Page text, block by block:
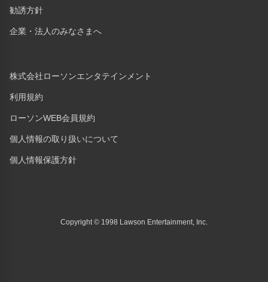
勧誘方針
企業・法人のみなさまへ
株式会社ローソンエンタテインメント
利用規約
ローソンWEB会員規約
個人情報の取り扱いについて
個人情報保護方針
Copyright © 1998 Lawson Entertainment, Inc.